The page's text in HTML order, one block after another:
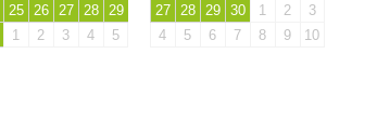
25 26 27 28
29
1 2 3 4 5
27
28 29 30 1 2
3
4
5 6 7 8 9 10